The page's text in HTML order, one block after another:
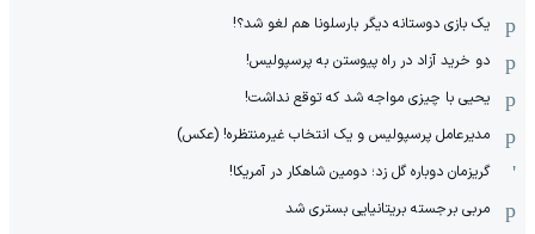
یک بازی دوستانه دیگر بارسلونا هم لغو شد؟!
دو خرید آزاد در راه پیوستن به پرسپولیس!
یحیی با چیزی مواجه شد که توقع نداشت!
مدیرعامل پرسپولیس و یک انتخاب غیرمنتظره! (عکس)
گریزمان دوباره گل زد؛ دومین شاهکار در آمریکا!
مربی برجسته بریتانیایی بستری شد